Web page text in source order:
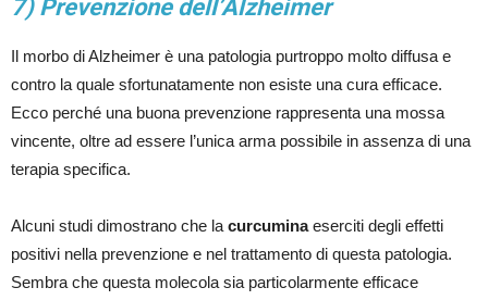
7) Prevenzione dell’Alzheimer
Il morbo di Alzheimer è una patologia purtroppo molto diffusa e
contro la quale sfortunatamente non esiste una cura efficace.
Ecco perché una buona prevenzione rappresenta una mossa
vincente, oltre ad essere l’unica arma possibile in assenza di una
terapia specifica.
Alcuni studi dimostrano che la curcuminaeserciti degli effetti
positivi nella prevenzione e nel trattamento di questa patologia.
Sembra che questa molecola sia particolarmente efficace